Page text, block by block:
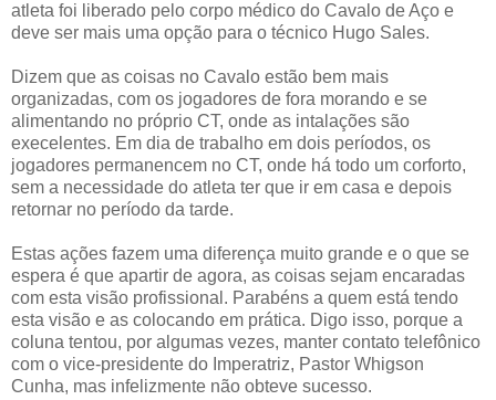
atleta foi liberado pelo corpo médico do Cavalo de Aço e
deve ser mais uma opção para o técnico Hugo Sales.
Dizem que as coisas no Cavalo estão bem mais
organizadas, com os jogadores de fora morando e se
alimentando no próprio CT, onde as intalações são
execelentes. Em dia de trabalho em dois períodos, os
jogadores permanencem no CT, onde há todo um corforto,
sem a necessidade do atleta ter que ir em casa e depois
retornar no período da tarde.
Estas ações fazem uma diferença muito grande e o que se
espera é que apartir de agora, as coisas sejam encaradas
com esta visão profissional. Parabéns a quem está tendo
esta visão e as colocando em prática. Digo isso, porque a
coluna tentou, por algumas vezes, manter contato telefônico
com o vice-presidente do Imperatriz, Pastor Whigson
Cunha, mas infelizmente não obteve sucesso.